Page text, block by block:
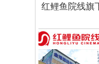
红鲤鱼院线旗